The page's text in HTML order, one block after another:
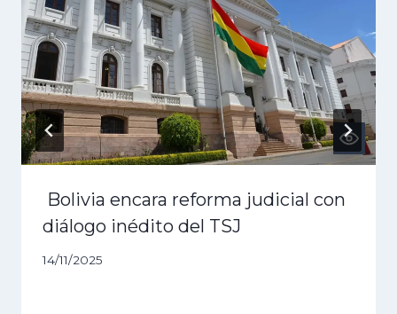
Bolivia encara reforma judicial con
diálogo inédito del TSJ
14/11/2025